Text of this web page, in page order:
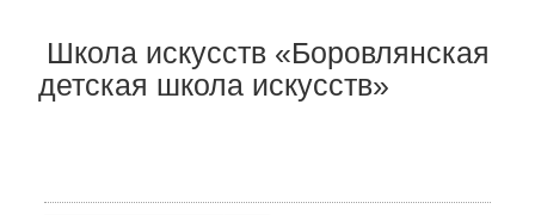
Школа искусств «Боровлянская
детская школа искусств»